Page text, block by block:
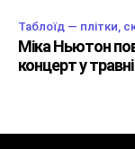
Таблоїд — плітки,
Міка Ньютон
концерт у